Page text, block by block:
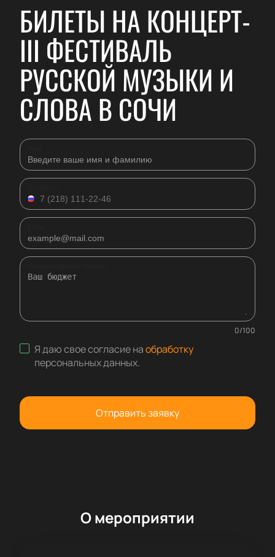
БИЛЕТЫ НА КОНЦЕРТ-
III ФЕСТИВАЛЬ
РУССКОЙ МУЗЫКИ И
СЛОВА В СОЧИ
0/100
Я даю свое согласие наобработку
персональных данных.
Отправить заявку
О мероприятии